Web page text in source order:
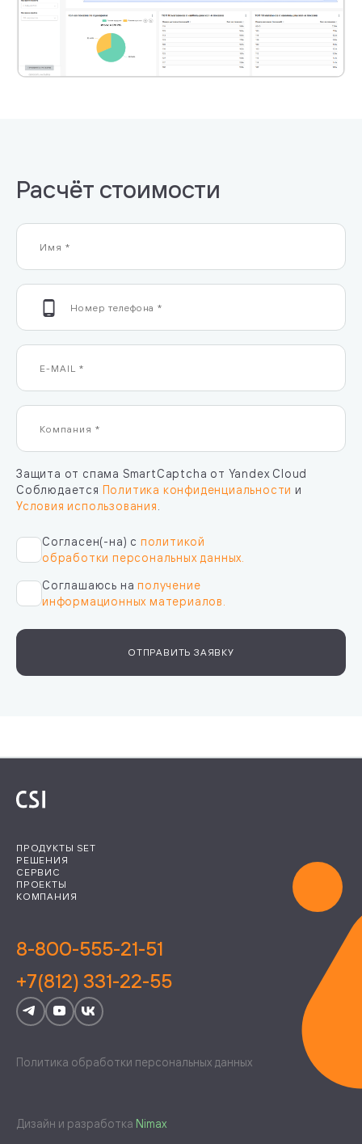
Расчёт стоимости
Защита от спама SmartCaptcha от Yandex Cloud
Соблюдается Политика конфиденциальности и
Условия использования
Согласен(-на) с политикой
обработки персональных данных.
Соглашаюсь наполучение
информационных материалов.
ОТПРАВИТЬ ЗАЯВКУ
ПРОДУКТЫ SET
РЕШЕНИЯ
СЕРВИС
ПРОЕКТЫ
КОМПАНИЯ
8-800-555-21-51
+7(812) 331-22-55
Политика обработки персональных данных
Дизайн и разработка Nimax